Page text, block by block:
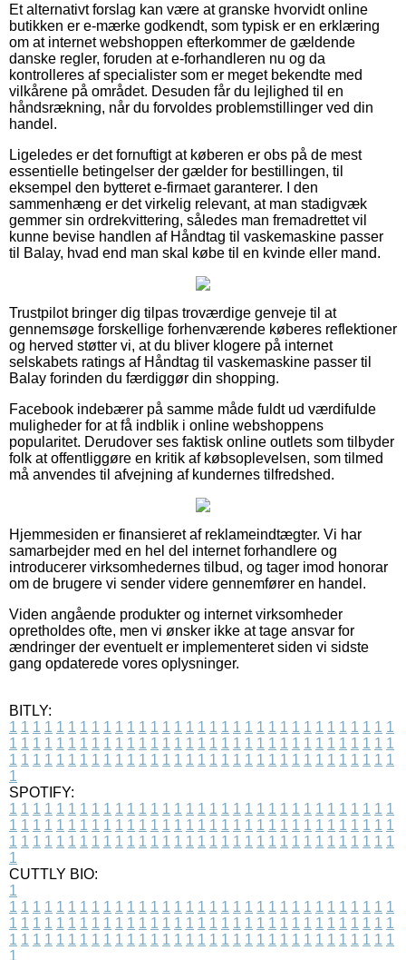
Et alternativt forslag kan være at granske hvorvidt online
butikken er e-mærke godkendt, som typisk er en erklæring
om at internet webshoppen efterkommer de gældende
danske regler, foruden at e-forhandleren nu og da
kontrolleres af specialister som er meget bekendte med
vilkårene på området. Desuden får du lejlighed til en
håndsrækning, når du forvoldes problemstillinger ved din
handel.
Ligeledes er det fornuftigt at køberen er obs på de mest
essentielle betingelser der gælder for bestillingen, til
eksempel den bytteret e-firmaet garanterer. I den
sammenhæng er det virkelig relevant, at man stadigvæk
gemmer sin ordrekvittering, således man fremadrettet vil
kunne bevise handlen af Håndtag til vaskemaskine passer
til Balay, hvad end man skal købe til en kvinde eller mand.
Trustpilot bringer dig tilpas troværdige genveje til at
gennemsøge forskellige forhenværende køberes reflektioner
og herved støtter vi, at du bliver klogere på internet
selskabets ratings af Håndtag til vaskemaskine passer til
Balay forinden du færdiggør din shopping.
Facebook indebærer på samme måde fuldt ud værdifulde
muligheder for at få indblik i online webshoppens
popularitet. Derudover ses faktisk online outlets som tilbyder
folk at offentliggøre en kritik af købsoplevelsen, som tilmed
må anvendes til afvejning af kundernes tilfredshed.
Hjemmesiden er finansieret af reklameindtægter. Vi har
samarbejder med en hel del internet forhandlere og
introducerer virksomhedernes tilbud, og tager imod honorar
om de brugere vi sender videre gennemfører en handel.
Viden angående produkter og internet virksomheder
opretholdes ofte, men vi ønsker ikke at tage ansvar for
ændringer der eventuelt er implementeret siden vi sidste
gang opdaterede vores oplysninger.
BITLY:
1 1 1 1 1 1 1 1 1 1 1 1 1 1 1 1 1 1 1 1 1 1 1 1 1 1 1 1 1 1 1 1 1
1 1 1 1 1 1 1 1 1 1 1 1 1 1 1 1 1 1 1 1 1 1 1 1 1 1 1 1 1 1 1 1 1
1 1 1 1 1 1 1 1 1 1 1 1 1 1 1 1 1 1 1 1 1 1 1 1 1 1 1 1 1 1 1 1 1
1
SPOTIFY:
1 1 1 1 1 1 1 1 1 1 1 1 1 1 1 1 1 1 1 1 1 1 1 1 1 1 1 1 1 1 1 1 1
1 1 1 1 1 1 1 1 1 1 1 1 1 1 1 1 1 1 1 1 1 1 1 1 1 1 1 1 1 1 1 1 1
1 1 1 1 1 1 1 1 1 1 1 1 1 1 1 1 1 1 1 1 1 1 1 1 1 1 1 1 1 1 1 1 1
1
CUTTLY BIO:
1
1 1 1 1 1 1 1 1 1 1 1 1 1 1 1 1 1 1 1 1 1 1 1 1 1 1 1 1 1 1 1 1 1
1 1 1 1 1 1 1 1 1 1 1 1 1 1 1 1 1 1 1 1 1 1 1 1 1 1 1 1 1 1 1 1 1
1 1 1 1 1 1 1 1 1 1 1 1 1 1 1 1 1 1 1 1 1 1 1 1 1 1 1 1 1 1 1 1 1
1